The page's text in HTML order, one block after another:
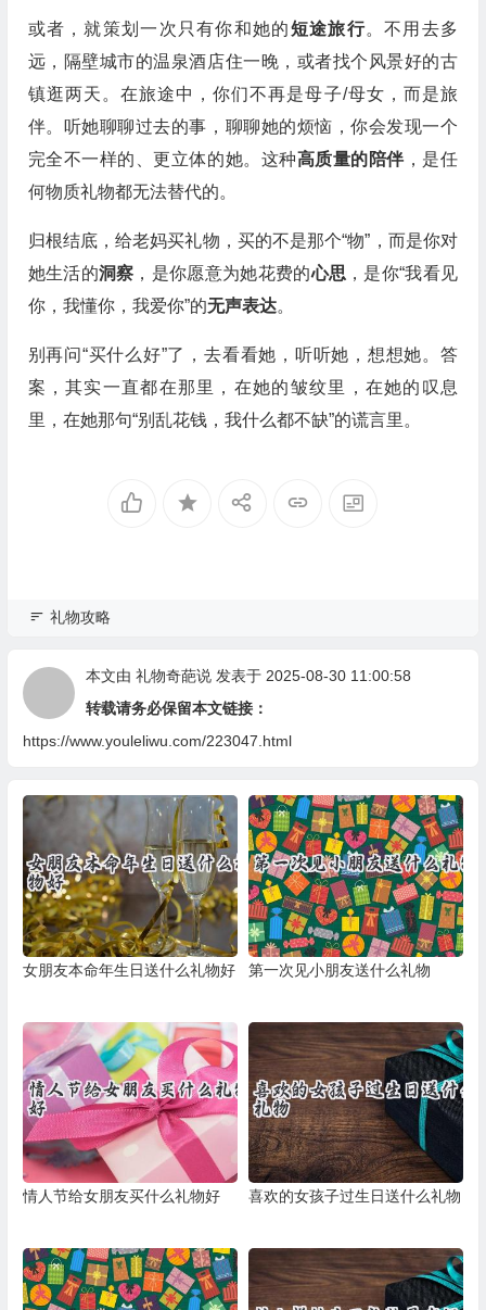
或者，就策划一次只有你和她的短途旅行。不用去多
远，隔壁城市的温泉酒店住一晚，或者找个风景好的古
镇逛两天。在旅途中，你们不再是母子/母女，而是旅
伴。听她聊聊过去的事，聊聊她的烦恼，你会发现一个
完全不一样的、更立体的她。这种高质量的陪伴 ，是任
何物质礼物都无法替代的。
归根结底，给老妈买礼物，买的不是那个“物”，而是你对
她生活的洞察 ，是你愿意为她花费的心思 ，是你“我看见
你，我懂你，我爱你”的无声表达。
别再问“买什么好”了，去看看她，听听她，想想她。答
案，其实一直都在那里，在她的皱纹里，在她的叹息
里，在她那句“别乱花钱，我什么都不缺”的谎言里。
礼物攻略
本文由 礼物奇葩说发表于 2025-08-30 11:00:58
转载请务必保留本文链接：
https://www.youleliwu.com/223047.html
女朋友本命年生日送什么礼物好 第一次见小朋友送什么礼物
情人节给女朋友买什么礼物好 喜欢的女孩子过生日送什么礼物